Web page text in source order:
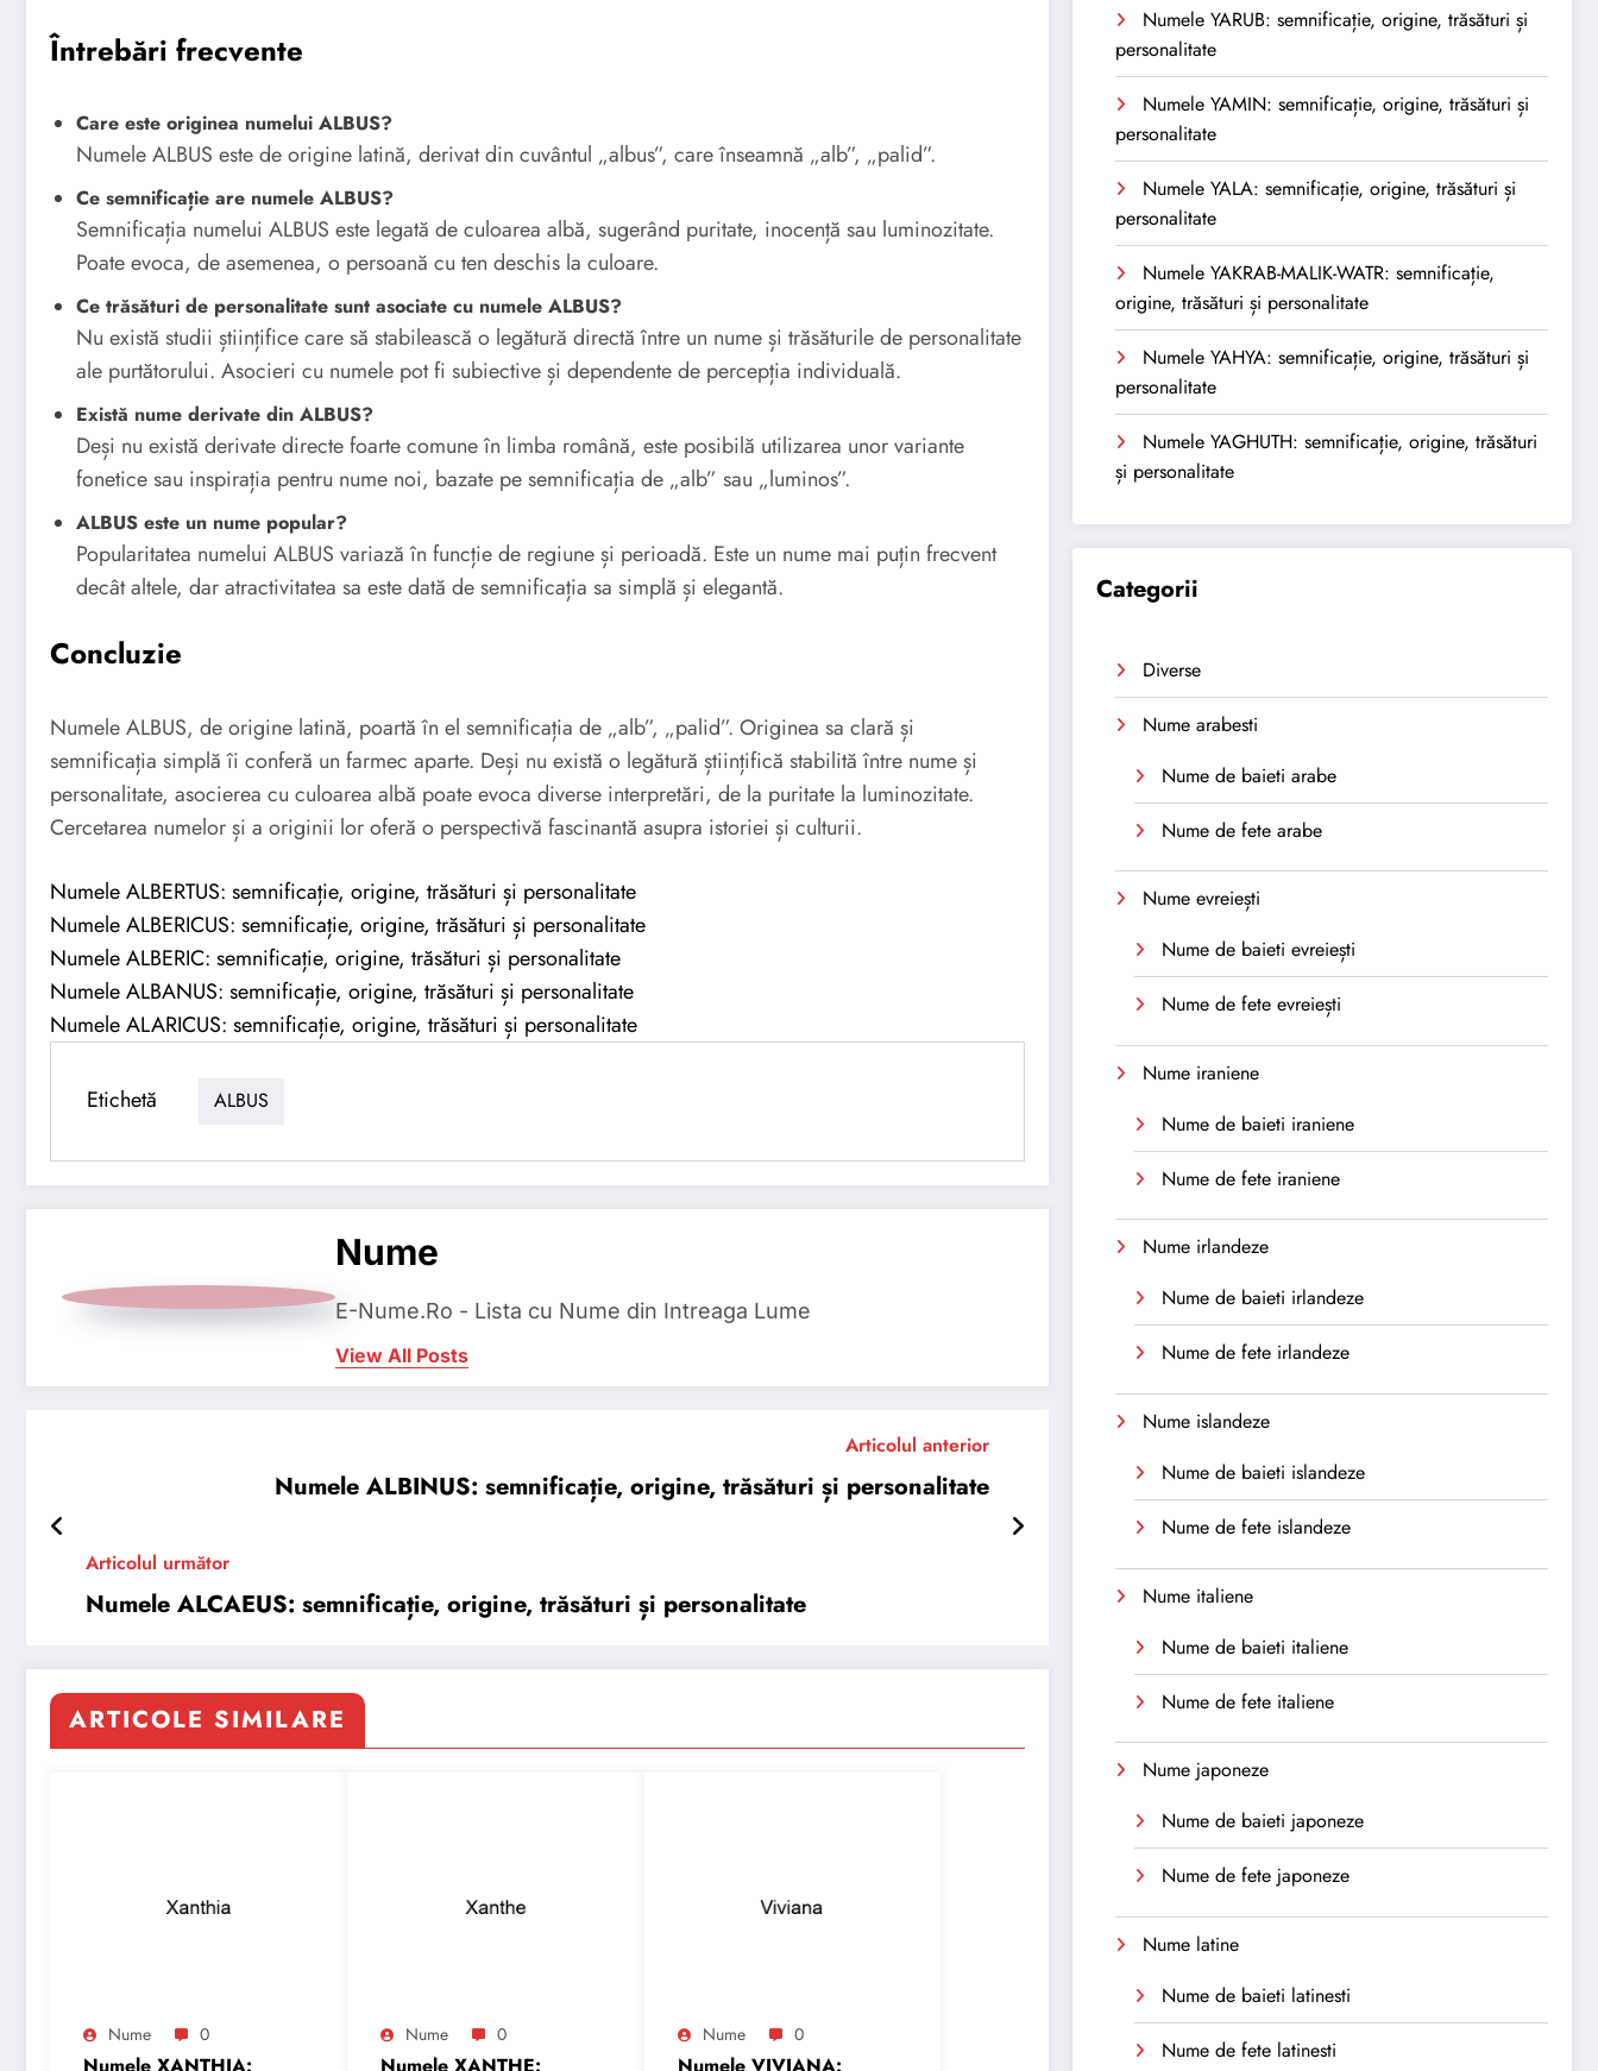
Întrebări frecvente
Care este originea numelui ALBUS?
Numele ALBUS este de origine latină, derivat din cuvântul „albus”, care înseamnă „alb”, „palid”.
Ce semnificație are numele ALBUS?
Semnificația numelui ALBUS este legată de culoarea albă, sugerând puritate, inocență sau luminozitate.
Poate evoca, de asemenea, o persoană cu ten deschis la culoare.
Ce trăsături de personalitate sunt asociate cu numele ALBUS?
Nu există studii științifice care să stabilească o legătură directă între un nume și trăsăturile de personalitate
ale purtătorului. Asocieri cu numele pot fi subiective și dependente de percepția individuală.
Există nume derivate din ALBUS?
Deși nu există derivate directe foarte comune în limba română, este posibilă utilizarea unor variante
fonetice sau inspirația pentru nume noi, bazate pe semnificația de „alb” sau „luminos”.
ALBUS este un nume popular?
Popularitatea numelui ALBUS variază în funcție de regiune și perioadă. Este un nume mai puțin frecvent
decât altele, dar atractivitatea sa este dată de semnificația sa simplă și elegantă.
Concluzie
Numele ALBUS, de origine latină, poartă în el semnificația de „alb”, „palid”. Originea sa clară și
semnificația simplă îi conferă un farmec aparte. Deși nu există o legătură științifică stabilită între nume și
personalitate, asocierea cu culoarea albă poate evoca diverse interpretări, de la puritate la luminozitate.
Cercetarea numelor și a originii lor oferă o perspectivă fascinantă asupra istoriei și culturii.
Numele ALBERTUS: semnificație, origine, trăsături și personalitate
Numele ALBERICUS: semnificație, origine, trăsături și personalitate
Numele ALBERIC: semnificație, origine, trăsături și personalitate
Numele ALBANUS: semnificație, origine, trăsături și personalitate
Numele ALARICUS: semnificație, origine, trăsături și personalitate
Etichetă ALBUS
Nume
E-Nume.Ro - Lista cu Nume din Intreaga Lume
View All Posts
Articolul anterior
Numele ALBINUS: semnificație, origine, trăsături și personalitate
Articolul următor
Numele ALCAEUS: semnificație, origine, trăsături și personalitate
ARTICOLE SIMILARE
Nume 0
Numele XANTHIA:
Nume 0
Numele XANTHE:
Nume 0
Numele VIVIANA:
Numele YARUB: semnificație, origine, trăsături și
personalitate
Numele YAMIN: semnificație, origine, trăsături și
personalitate
Numele YALA: semnificație, origine, trăsături și
personalitate
Numele YAKRAB-MALIK-WATR: semnificație,
origine, trăsături și personalitate
Numele YAHYA: semnificație, origine, trăsături și
personalitate
Numele YAGHUTH: semnificație, origine, trăsături
și personalitate
Categorii
Diverse
Nume arabesti
Nume de baieti arabe
Nume de fete arabe
Nume evreiești
Nume de baieti evreiești
Nume de fete evreiești
Nume iraniene
Nume de baieti iraniene
Nume de fete iraniene
Nume irlandeze
Nume de baieti irlandeze
Nume de fete irlandeze
Nume islandeze
Nume de baieti islandeze
Nume de fete islandeze
Nume italiene
Nume de baieti italiene
Nume de fete italiene
Nume japoneze
Nume de baieti japoneze
Nume de fete japoneze
Nume latine
Nume de baieti latinesti
Nume de fete latinesti